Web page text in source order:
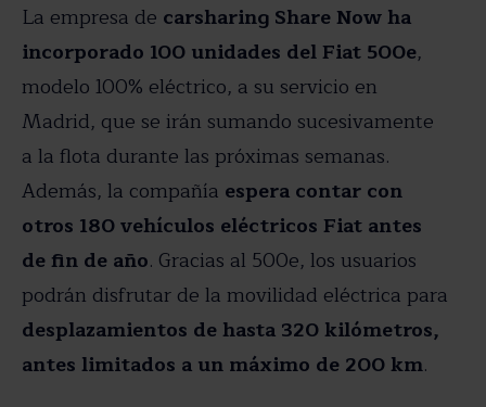
La empresa de carsharing Share Now ha
incorporado 100 unidades del Fiat 500e,
modelo 100% eléctrico, a su servicio en
Madrid, que se irán sumando sucesivamente
a la flota durante las próximas semanas.
Además, la compañía espera contar con
otros 180 vehículos eléctricos Fiat antes
de fin de año. Gracias al 500e, los usuarios
podrán disfrutar de la movilidad eléctrica para
desplazamientos de hasta 320 kilómetros,
antes limitados a un máximo de 200 km.